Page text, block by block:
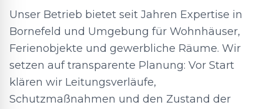
Unser Betrieb bietet seit Jahren Expertise in
Bornefeld und Umgebung für Wohnhäuser,
Ferienobjekte und gewerbliche Räume. Wir
setzen auf transparente Planung: Vor Start
klären wir Leitungsverläufe,
Schutzmaßnahmen und den Zustand der